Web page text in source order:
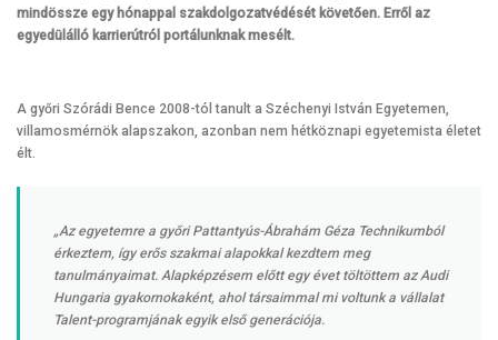
mindössze egy hónappal szakdolgozatvédését követően. Erről az
egyedülálló karrierútról portálunknak mesélt.
A győri Szórádi Bence 2008-tól tanult a Széchenyi István Egyetemen,
villamosmérnök alapszakon, azonban nem hétköznapi egyetemista életet
élt.
„Az egyetemre a győri Pattantyús-Ábrahám Géza Technikumból
érkeztem, így erős szakmai alapokkal kezdtem meg
tanulmányaimat. Alapképzésem előtt egy évet töltöttem az Audi
Hungaria gyakornokaként, ahol társaimmal mi voltunk a vállalat
Talent-programjának egyik első generációja.